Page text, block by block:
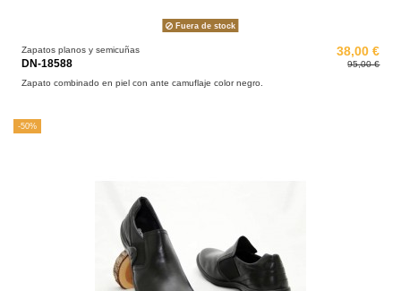
Fuera de stock
Zapatos planos y semicuñas
DN-18588
38,00 €
95,00 €
Zapato combinado en piel con ante camuflaje color negro.
-50%